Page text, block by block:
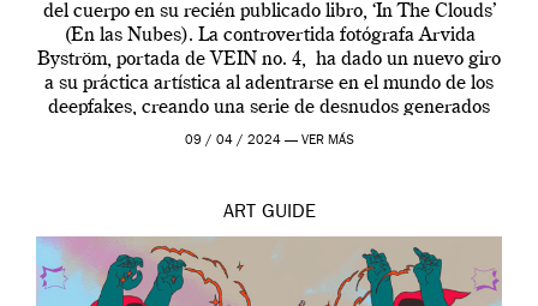
del cuerpo en su recién publicado libro, ‘In The Clouds’
(En las Nubes). La controvertida fotógrafa Arvida
Byström, portada de VEIN no. 4, ha dado un nuevo giro
a su práctica artística al adentrarse en el mundo de los
deepfakes, creando una serie de desnudos generados
por […]
09 / 04 / 2024 — VER MÁS
ART GUIDE